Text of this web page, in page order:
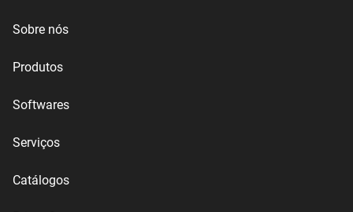
Sobre nós
Produtos
Softwares
Serviços
Catálogos